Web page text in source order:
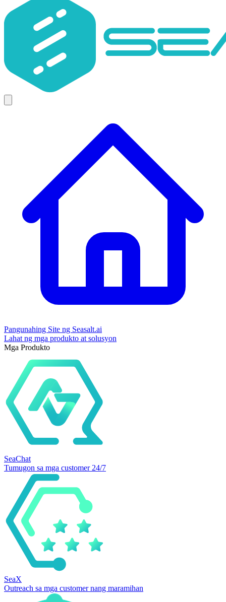
Pangunahing Site ng Seasalt.ai
Lahat ng mga produkto at solusyon
Mga Produkto
SeaChat
Tumugon sa mga customer 24/7
SeaX
Outreach sa mga customer nang maramihan